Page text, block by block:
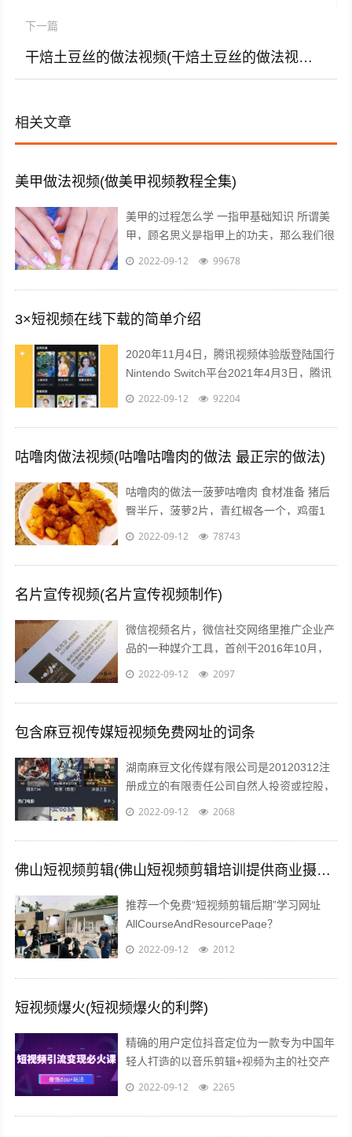
下一篇
干焙土豆丝的做法视频(干焙土豆丝的做法视频大全)
相关文章
美甲做法视频(做美甲视频教程全集)
美甲的过程怎么学 一指甲基础知识 所谓美
甲，顾名思义是指甲上的功夫，那么我们很
有必要首先对指甲又一个充分的认识，什么
2022-09-12 99678
3×短视频在线下载的简单介绍
2020年11月4日，腾讯视频体验版登陆国行
Nintendo Switch平台2021年4月3日，腾讯
视频VIP 宣布，2021年4月10日零点起对
2022-09-12 92204
咕噜肉做法视频(咕噜咕噜肉的做法 最正宗的做法)
咕噜肉的做法一菠萝咕噜肉 食材准备 猪后
臀半斤，菠萝2片，青红椒各一个，鸡蛋1
个，水淀粉30ml，料酒15ml，盐5克，番茄
2022-09-12 78743
名片宣传视频(名片宣传视频制作)
微信视频名片，微信社交网络里推广企业产
品的一种媒介工具，首创于2016年10月，
由云视界择优推出用以帮助企业提升客咨量
2022-09-12 2097
包含麻豆视传媒短视频免费网址的词条
湖南麻豆文化传媒有限公司是20120312注
册成立的有限责任公司自然人投资或控股，
注册地址位于长沙市望城区高塘岭街道高塘
2022-09-12 2068
佛山短视频剪辑(佛山短视频剪辑培训提供商业摄影培训服务)
推荐一个免费“短视频剪辑后期”学习网址
AllCourseAndResourcePage？
type=1tagid=313zdhhr11y04r301...
2022-09-12 2012
短视频爆火(短视频爆火的利弊)
精确的用户定位抖音定位为一款专为中国年
轻人打造的以音乐剪辑+视频为主的社交产
品，迎合年轻群体碎片化的观看需求，满足
2022-09-12 2265